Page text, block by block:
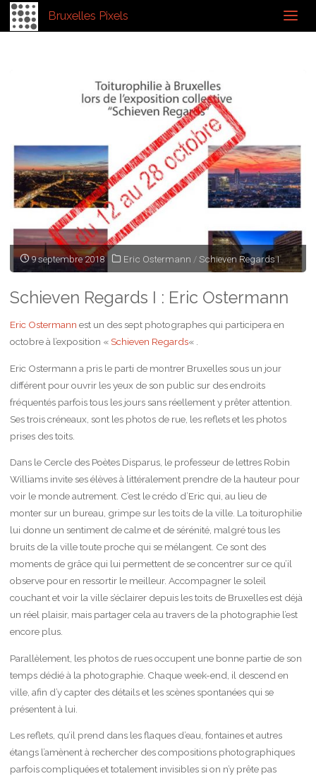
Bruxelles PixelsHome
9 septembre 2018 Eric Ostermann / Schieven Regards I
Schieven Regards I : Eric Ostermann
Eric Ostermann est un des sept photographes qui participera en
octobre à l’exposition « Schieven Regards« .
Eric Ostermann a pris le parti de montrer Bruxelles sous un jour
différent pour ouvrir les yeux de son public sur des endroits
fréquentés parfois tous les jours sans réellement y prêter attention.
Ses trois créneaux, sont les photos de rue, les reflets et les photos
prises des toits.
Dans le Cercle des Poètes Disparus, le professeur de lettres Robin
Williams invite ses élèves à littéralement prendre de la hauteur pour
voir le monde autrement. C’est le crédo d’Eric qui, au lieu de
monter sur un bureau, grimpe sur les toits de la ville. La toiturophilie
lui donne un sentiment de calme et de sérénité, malgré tous les
bruits de la ville toute proche qui se mélangent. Ce sont des
moments de grâce qui lui permettent de se concentrer sur ce qu’il
observe pour en ressortir le meilleur. Accompagner le soleil
couchant et voir la ville s’éclairer depuis les toits de Bruxelles est déjà
un réel plaisir, mais partager cela au travers de la photographie l’est
encore plus.
Parallèlement, les photos de rues occupent une bonne partie de son
temps dédié à la photographie. Chaque week-end, il descend en
ville, afin d’y capter des détails et les scènes spontanées qui se
présentent à lui.
Les reflets, qu’il prend dans les flaques d’eau, fontaines et autres
étangs l’amènent à rechercher des compositions photographiques
parfois compliquées et totalement invisibles si on n’y prête pas